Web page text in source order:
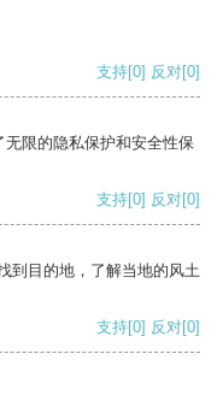
支持[0] 反对[0]
限的隐私保护和安全性保
支持[0] 反对[0]
到目的地，了解当地的风土
支持[0] 反对[0]